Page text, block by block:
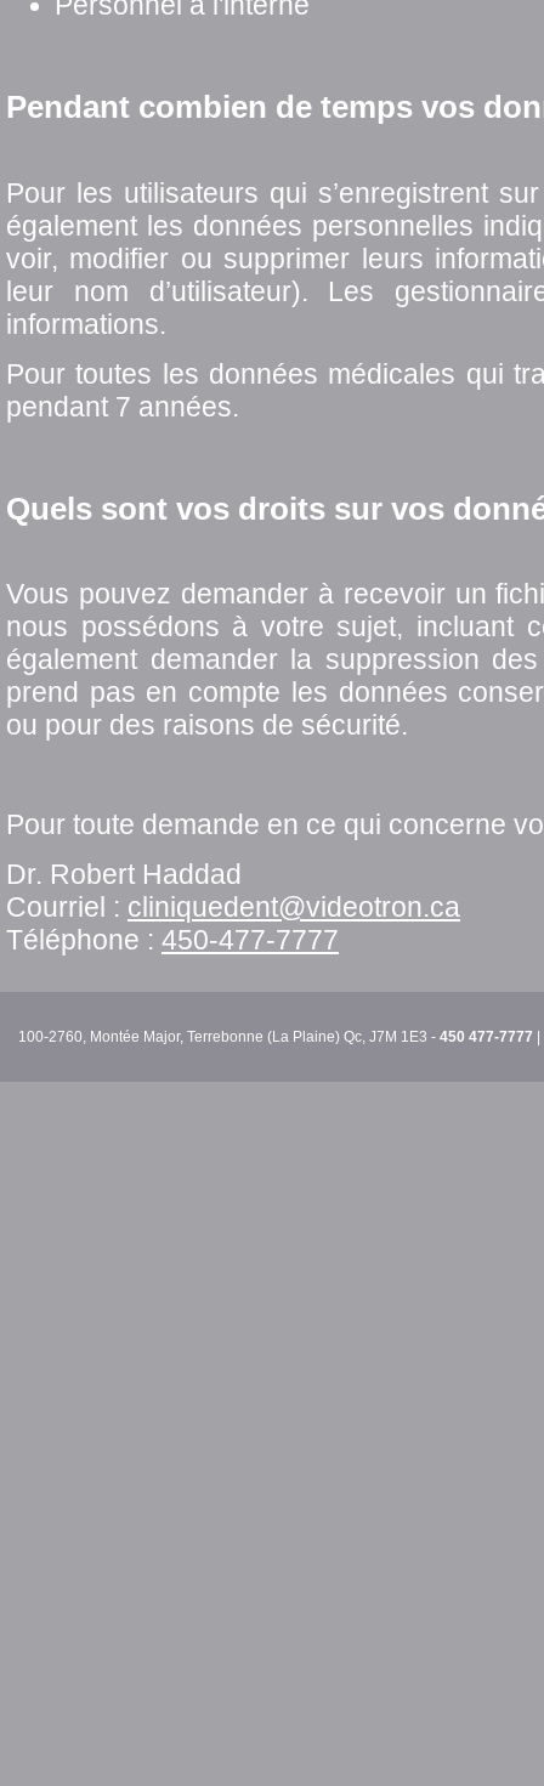
Pendant combien de temps vos
Pour les utilisateurs qui s’enregistrent
également les données personnelles
voir, modifier ou supprimer leurs
leur nom d’utilisateur). Les
informations.
Pour toutes les données médicales qui
pendant 7 années.
Quels sont vos droits sur vos
Vous pouvez demander à recevoir un
nous possédons à votre sujet, incluant
également demander la suppression
prend pas en compte les données
ou pour des raisons de sécurité.
Pour toute demande en ce qui concerne
Dr. Robert Haddad
Courriel : cliniquedent@videotron.ca
Téléphone : 450-477-7777
100-2760, Montée Major, Terrebonne (La Plaine) Qc, J7M 1E3 - 450 477-7777